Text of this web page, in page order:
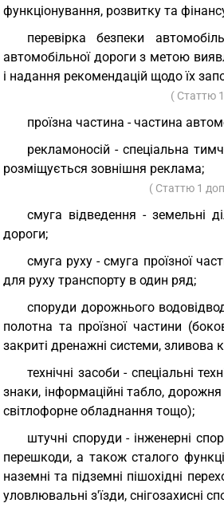
функціонування, розвитку та
перевірка безпеки
автомобільної дороги з метою
і надання рекомендацій щодо їх
( Статтю
проїзна частина - частина
рекламоносій - спеціальна
розміщується зовнішня реклама;
( Статтю 1
смуга відведення - земельні
дороги;
смуга руху - смуга проїзної
для руху транспорту в один ряд;
споруди дорожнього
полотна та проїзної частини
закриті дренажні системи, зливова
технічні засоби - спеціальні
знаки, інформаційні табло, дорожня
світлофорне обладнання тощо);
штучні споруди - інженерні
перешкоди, а також сталого
наземні та підземні пішохідні
уловлювальні з'їзди, снігозахисні